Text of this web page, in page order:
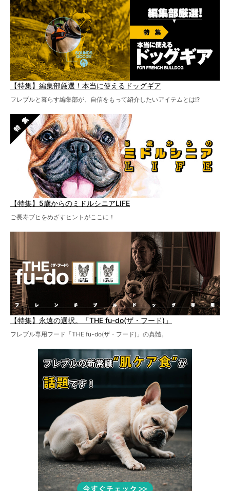
【特集】編集部厳選！本当に使えるドッグギア
フレブルと暮らす編集部が、自信をもって紹介したいアイテムとは!?
【特集】5歳からのミドルシニアLIFE
ご長寿ブヒをめざすヒントがここに！
【特集】永遠の選択。「THE fu-do(ザ・フード)」
フレブル専用フード「THE fu-do(ザ・フード)」の真髄。